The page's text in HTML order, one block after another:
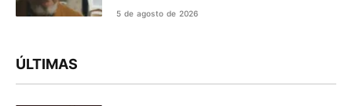
5 de agosto de 2026
ÚLTIMAS